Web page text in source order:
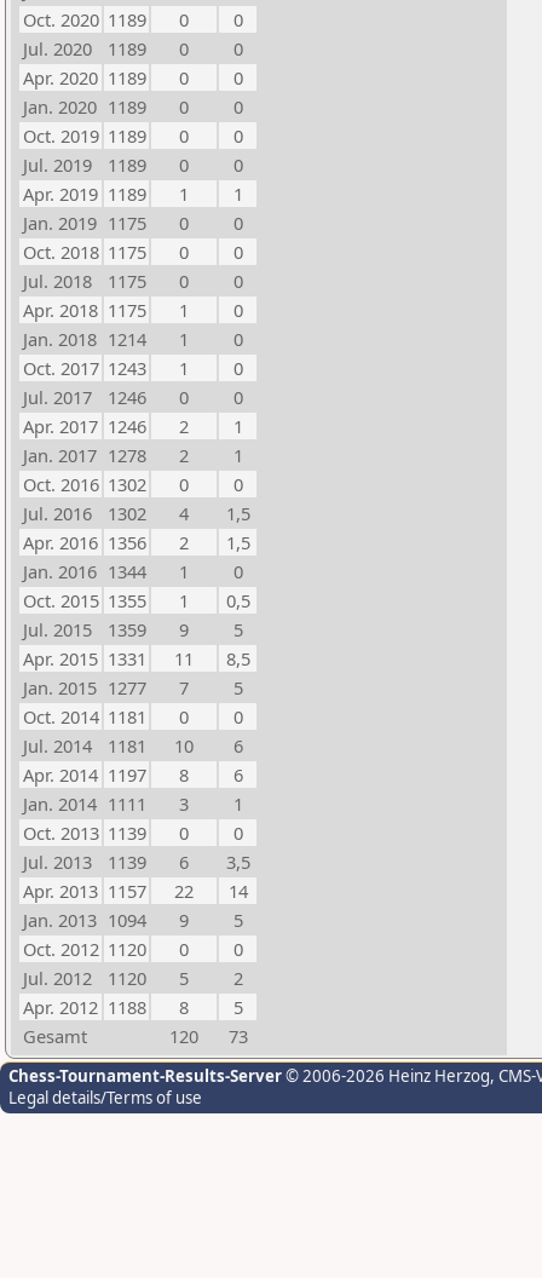
Oct. 2020 1189 0
0
Jul. 2020
1189 0
0
Apr. 2020 1189 0
0
Jan. 2020 1189 0
0
Oct. 2019 1189 0
0
Jul. 2019
1189 0
0
Apr. 2019 1189 1
1
Jan. 2019 1175 0
0
Oct. 2018 1175 0
0
Jul. 2018
1175 0
0
Apr. 2018 1175 1
0
Jan. 2018 1214 1
0
Oct. 2017 1243 1
0
Jul. 2017
1246 0
0
Apr. 2017 1246 2
1
Jan. 2017 1278 2
1
Oct. 2016 1302 0
0
Jul. 2016
1302 4
1,5
Apr. 2016 1356 2
1,5
Jan. 2016 1344 1
0
Oct. 2015 1355 1
0,5
Jul. 2015
1359 9
5
Apr. 2015 1331 11
8,5
Jan. 2015 1277 7
5
Oct. 2014 1181 0
0
Jul. 2014
1181 10
6
Apr. 2014 1197 8
6
Jan. 2014 1111 3
1
Oct. 2013 1139 0
0
Jul. 2013
1139 6
3,5
Apr. 2013 1157 22
14
Jan. 2013 1094 9
5
Oct. 2012 1120 0
0
Jul. 2012
1120 5
2
Apr. 2012 1188 8
5
Gesamt
120 73
Chess-Tournament-Results-Server© 2006-2026 Heinz Herzog,
Legal details/Terms of use